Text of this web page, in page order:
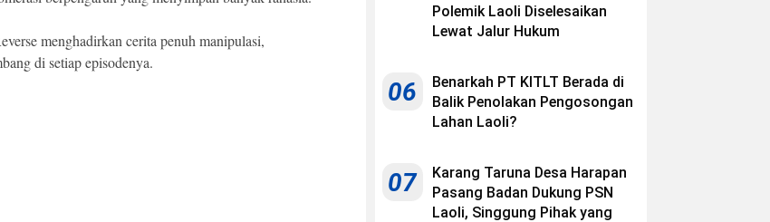
menghadirkan cerita penuh manipulasi,
di setiap episodenya.
Polemik Laoli Diselesaikan
Lewat Jalur Hukum
06
Benarkah PT KITLT Berada di
Balik Penolakan Pengosongan
Lahan Laoli?
07
Karang Taruna Desa Harapan
Pasang Badan Dukung PSN
Laoli, Singgung Pihak yang